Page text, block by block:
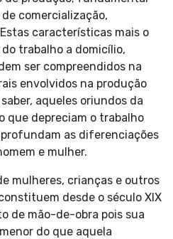
comercialização,
características mais o
trabalho a domicílio,
ser compreendidos na
envolvidos na produção
aqueles oriundos da
que depreciam o trabalho
as diferenciações
e mulher.
mulheres, crianças e outros
desde o século XIX
de mão-de-obra pois sua
do que aquela